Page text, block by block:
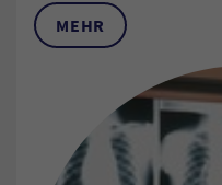
MEHR